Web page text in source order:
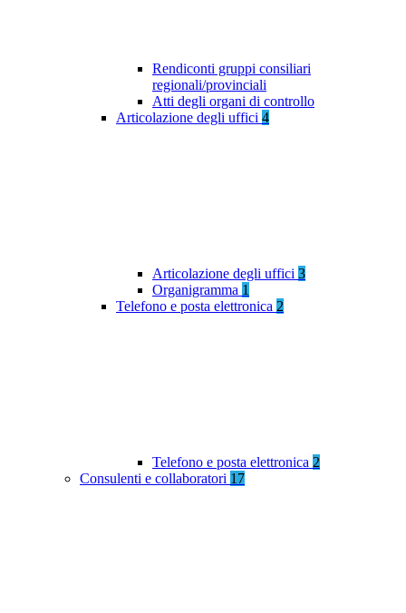
Rendiconti gruppi consiliari
regionali/provinciali
Atti degli organi di controllo
Articolazione degli uffici 4
Articolazione degli uffici 3
Organigramma 1
Telefono e posta elettronica 2
Telefono e posta elettronica 2
Consulenti e collaboratori 17